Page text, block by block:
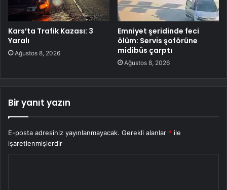
Kars’ta Trafik Kazası: 3
Yaralı
Ağustos 8, 2026
Emniyet şeridinde feci
ölüm: Servis şoförüne
midibüs çarptı
Ağustos 8, 2026
Bir yanıt yazın
E-posta adresiniz yayınlanmayacak. Gerekli alanlar * ile
işaretlenmişlerdir